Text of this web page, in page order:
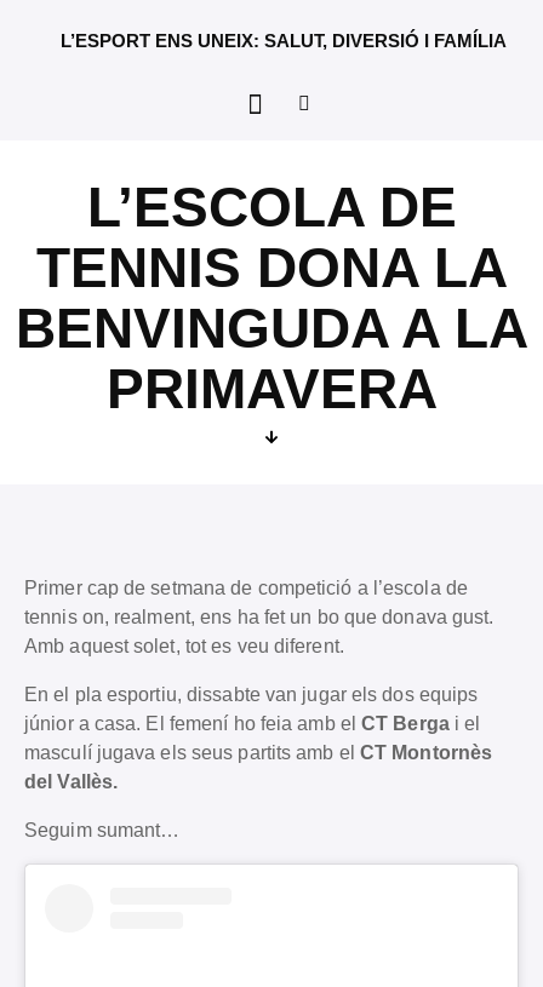
L’ESPORT ENS UNEIX: SALUT, DIVERSIÓ I FAMÍLIA
L’ESCOLA DE
TENNIS DONA LA
BENVINGUDA A LA
PRIMAVERA
Primer cap de setmana de competició a l’escola de
tennis on, realment, ens ha fet un bo que donava gust.
Amb aquest solet, tot es veu diferent.
En el pla esportiu, dissabte van jugar els dos equips
júnior a casa. El femení ho feia amb elCT Bergai el
masculí jugava els seus partits amb el CT Montornès
del Vallès.
Seguim sumant…